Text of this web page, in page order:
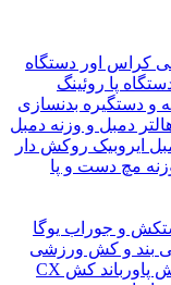
اوردستگاه
پاروئینگ
بدنسازی
و وزنه دمبل
روکش دار
دست و پا
جوراب یوگا
و کش ورزشی
کش CX